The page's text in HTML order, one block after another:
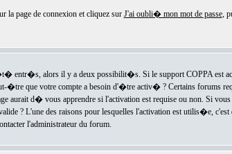
page de connexion et cliquez sur J'ai oubli� mon mot de passe,
entr�s, alors il y a deux possibilit�s. Si le support COPPA est
�tre que votre compte a besoin d'�tre activ� ? Certains forums
d� vous apprendre si l'activation est requise ou non. Si
? L'une des raisons pour lesquelles l'activation est utilis�e,
l'administrateur du forum.